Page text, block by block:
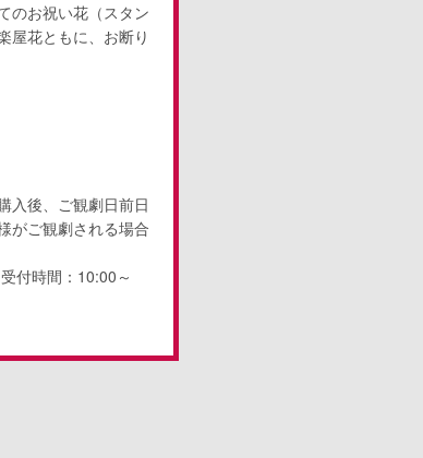
のお祝い花（スタン
屋花ともに、お断り
入後、ご観劇日前日
がご観劇される場合
付時間：10:00～